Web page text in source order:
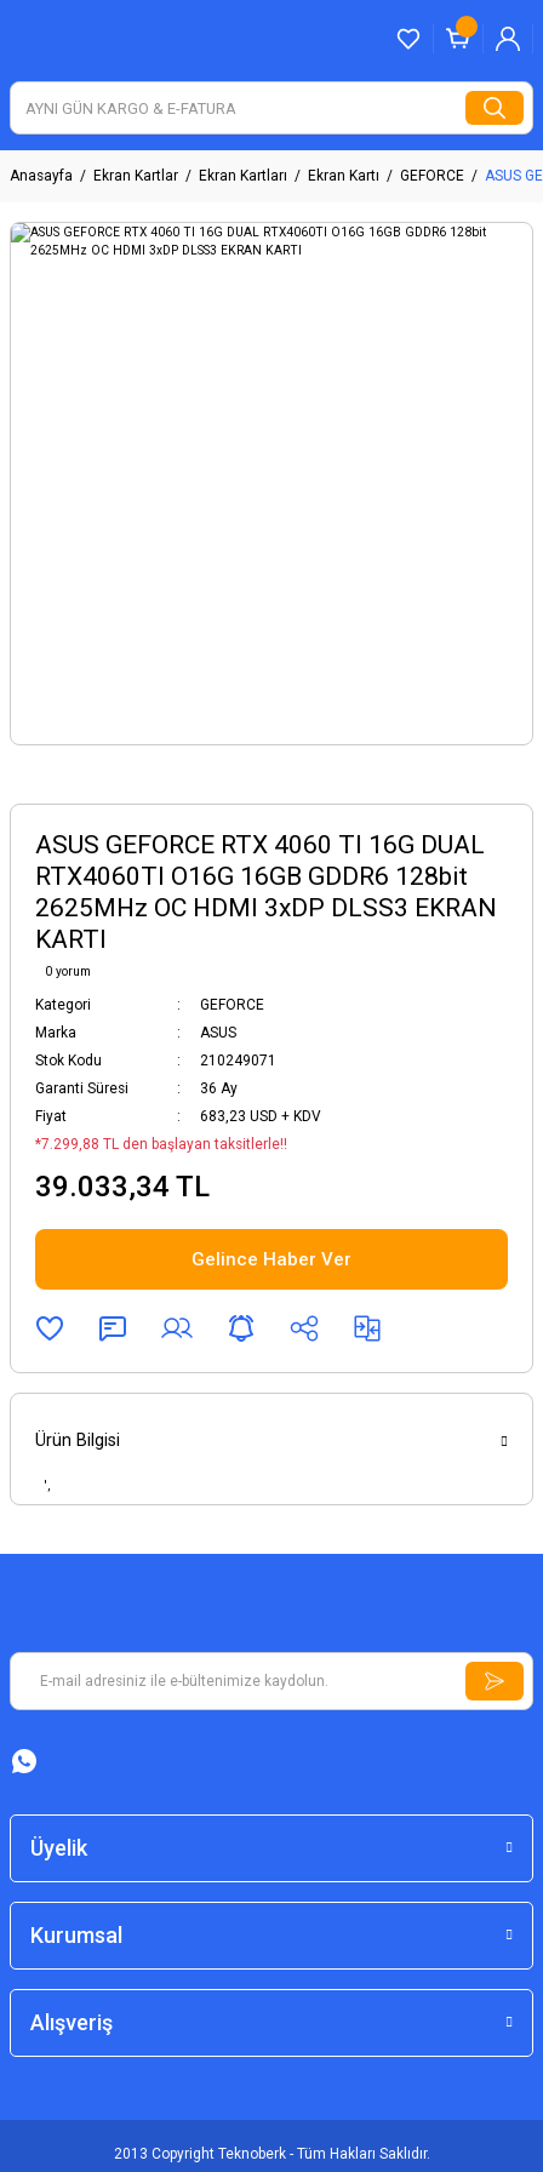
Anasayfa Ekran Kartlar Ekran Kartları Ekran Kartı GEFORCE ASUS
ASUS GEFORCE RTX 4060 TI 16G DUAL
RTX4060TI O16G 16GB GDDR6 128bit
2625MHz OC HDMI 3xDP DLSS3 EKRAN
KARTI
0 yorum
Kategori
GEFORCE
Marka
ASUS
Stok Kodu
210249071
Garanti Süresi
36 Ay
Fiyat
683,23 USD + KDV
*7.299,88 TL den başlayan taksitlerle!!
39.033,34 TL
Gelince Haber Ver
Ürün Bilgisi
',
Üyelik
Kurumsal
Alışveriş
2013 Copyright Teknoberk - Tüm Hakları Saklıdır.